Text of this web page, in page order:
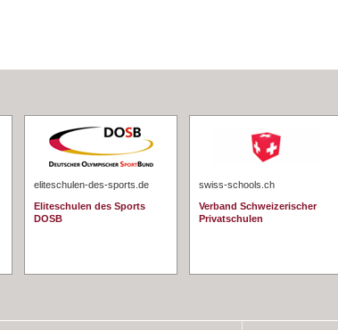
eliteschulen-des-sports.de
Eliteschulen des Sports
DOSB
swiss-schools.ch
Verband Schweizerischer
Privatschulen